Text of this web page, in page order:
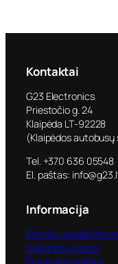
Kontaktai
G23 Electronics
Priestočio g. 24
Klaipėda LT-92228
(Klaipėdos
Tel. +370 636 05548
El. paštas:
Informacija
Pirkimo–pardavimo
Grąžinimų tvarka